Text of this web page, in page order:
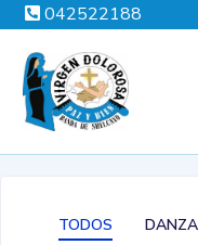
042522188
TODOS